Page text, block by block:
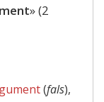
» (2
(fals),